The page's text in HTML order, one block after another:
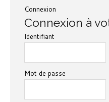
Connexion
Connexion à
Identifiant
Mot de passe